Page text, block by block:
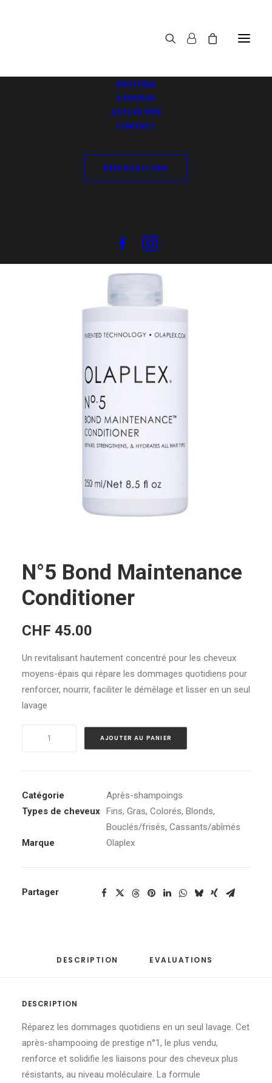
BOUTIQUE
A PROPOS
LISTE DE PRIX
CONTACT
RÉSERVATIONS
N°5 Bond Maintenance Conditioner
N°5 Bond Maintenance
Conditioner
CHF 45.00
Un revitalisant hautement concentré pour les cheveux
moyens-épais qui répare les dommages quotidiens pour
renforcer, nourrir, faciliter le démêlage et lisser en un seul
lavage
Maintenance
Conditioner
AJOUTER AU PANIER
Catégorie
Après-shampoings
Types de cheveux Fins, Gras, Colorés, Blonds,
Bouclés/frisés, Cassants/abîmés
Marque
Olaplex
Partager
DESCRIPTION EVALUATIONS
DESCRIPTION
Réparez les dommages quotidiens en un seul lavage. Cet
après-shampooing de prestige n°1, le plus vendu,
renforce et solidifie les liaisons pour des cheveux plus
résistants, au niveau moléculaire. La formule